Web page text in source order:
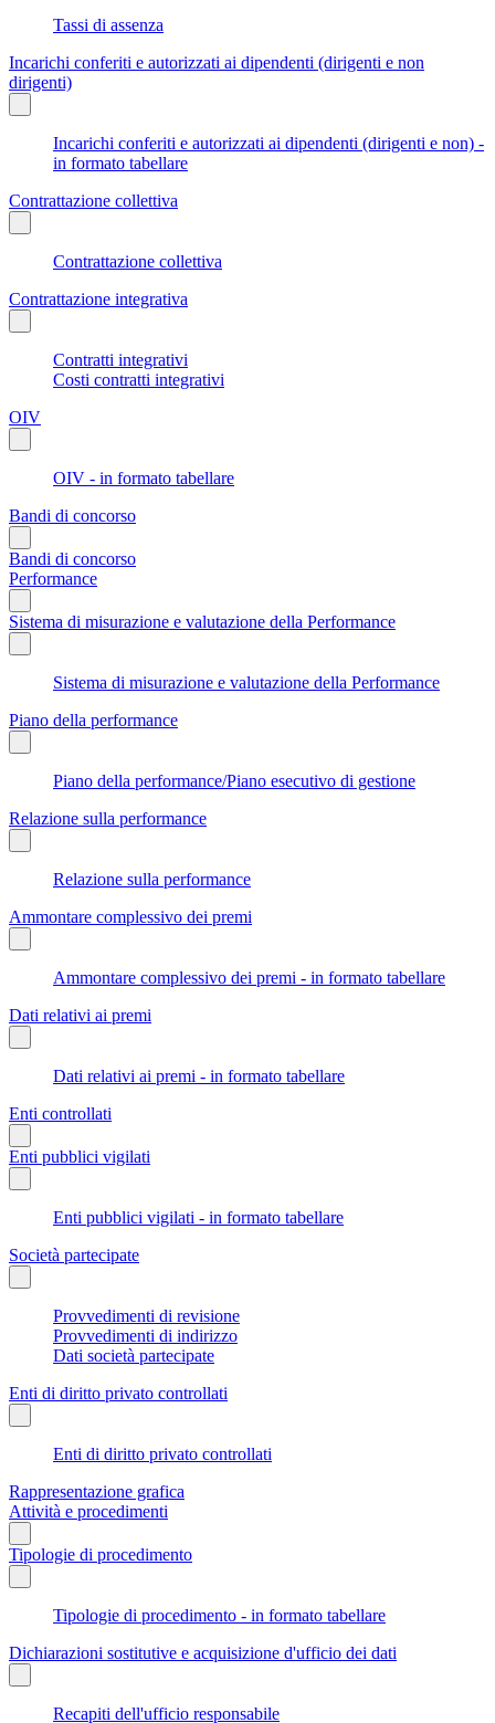
Tassi di assenza
Incarichi conferiti e autorizzati ai dipendenti (dirigenti e non
dirigenti)
Incarichi conferiti e autorizzati ai dipendenti (dirigenti e non) -
in formato tabellare
Contrattazione collettiva
Contrattazione collettiva
Contrattazione integrativa
Contratti integrativi
Costi contratti integrativi
OIV
OIV - in formato tabellare
Bandi di concorso
Bandi di concorso
Performance
Sistema di misurazione e valutazione della Performance
Sistema di misurazione e valutazione della Performance
Piano della performance
Piano della performance/Piano esecutivo di gestione
Relazione sulla performance
Relazione sulla performance
Ammontare complessivo dei premi
Ammontare complessivo dei premi - in formato tabellare
Dati relativi ai premi
Dati relativi ai premi - in formato tabellare
Enti controllati
Enti pubblici vigilati
Enti pubblici vigilati - in formato tabellare
Società partecipate
Provvedimenti di revisione
Provvedimenti di indirizzo
Dati società partecipate
Enti di diritto privato controllati
Enti di diritto privato controllati
Rappresentazione grafica
Attività e procedimenti
Tipologie di procedimento
Tipologie di procedimento - in formato tabellare
Dichiarazioni sostitutive e acquisizione d'ufficio dei dati
Recapiti dell'ufficio responsabile